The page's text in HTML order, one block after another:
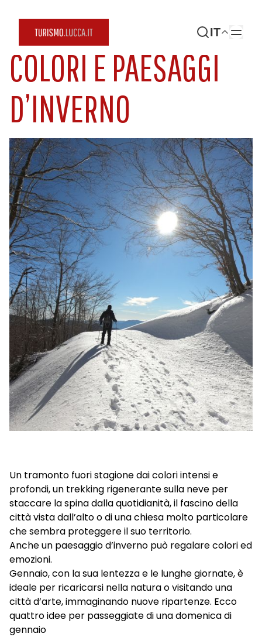
IT
COLORI E PAESAGGI
D’INVERNO
Un tramonto fuori stagione dai colori intensi e
profondi, un trekking rigenerante sulla neve per
staccare la spina dalla quotidianità, il fascino della
città vista dall’alto o di una chiesa molto particolare
che sembra proteggere il suo territorio.
Anche un paesaggio d’inverno può regalare colori ed
emozioni.
Gennaio, con la sua lentezza e le lunghe giornate, è
ideale per ricaricarsi nella natura o visitando una
città d’arte, immaginando nuove ripartenze. Ecco
quattro idee per passeggiate di una domenica di
gennaio